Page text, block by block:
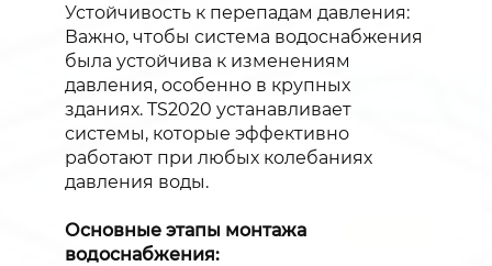
Устойчивость к перепадам давления:
Важно, чтобы система водоснабжения
была устойчива к изменениям
давления, особенно в крупных
зданиях. TS2020 устанавливает
системы, которые эффективно
работают при любых колебаниях
давления воды.
Основные этапы монтажа
водоснабжения: